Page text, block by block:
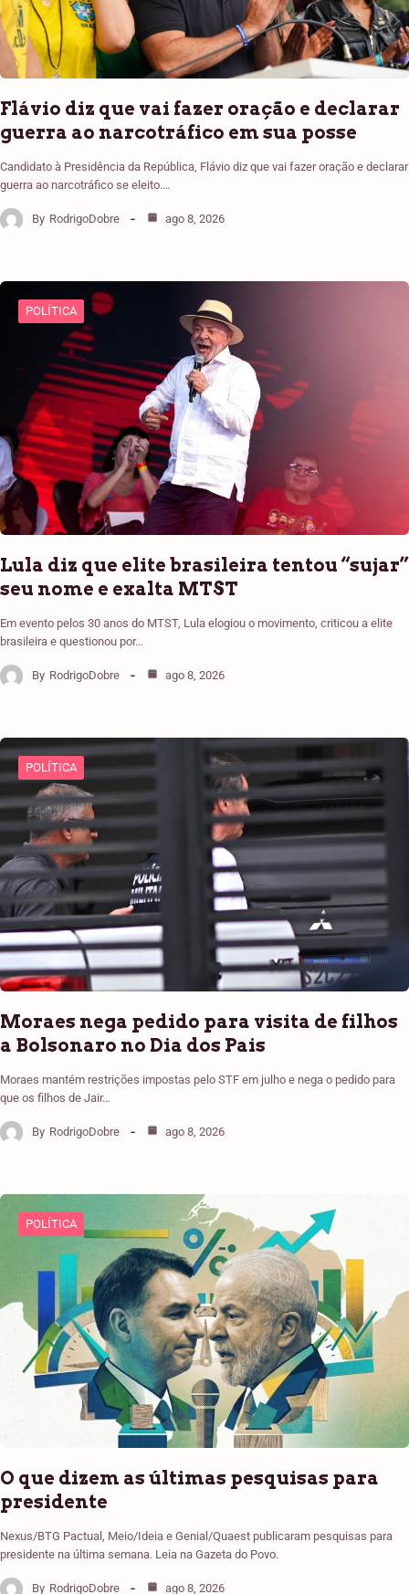
Flávio diz que vai fazer oração e declarar
guerra ao narcotráfico em sua posse
Candidato à Presidência da República, Flávio diz que vai fazer oração e declarar
guerra ao narcotráfico se eleito.…
By RodrigoDobre ago 8, 2026
POLÍTICA
Lula diz que elite brasileira tentou “sujar”
seu nome e exalta MTST
Em evento pelos 30 anos do MTST, Lula elogiou o movimento, criticou a elite
brasileira e questionou por…
By RodrigoDobre ago 8, 2026
POLÍTICA
Moraes nega pedido para visita de filhos
a Bolsonaro no Dia dos Pais
Moraes mantém restrições impostas pelo STF em julho e nega o pedido para
que os filhos de Jair…
By RodrigoDobre ago 8, 2026
POLÍTICA
O que dizem as últimas pesquisas para
presidente
Nexus/BTG Pactual, Meio/Ideia e Genial/Quaest publicaram pesquisas para
presidente na última semana. Leia na Gazeta do Povo.
By RodrigoDobre ago 8, 2026